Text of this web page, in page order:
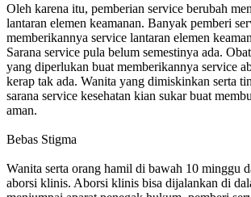
Oleh karena itu, pemberian service berubah
lantaran elemen keamanan. Banyak pemberi
memberikannya service lantaran elemen
Sarana service pula belum semestinya ada.
yang diperlukan buat memberikannya service
kerap tak ada. Wanita yang dimiskinkan serta
sarana service kesehatan kian sukar buat
aman.
Bebas Stigma
Wanita serta orang hamil di bawah 10 minggu
aborsi klinis. Aborsi klinis bisa dijalankan di